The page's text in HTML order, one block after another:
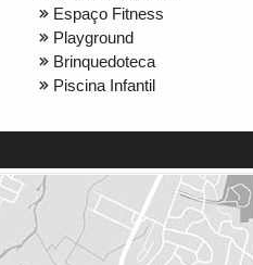
Espaço Fitness
Playground
Brinquedoteca
Piscina Infantil